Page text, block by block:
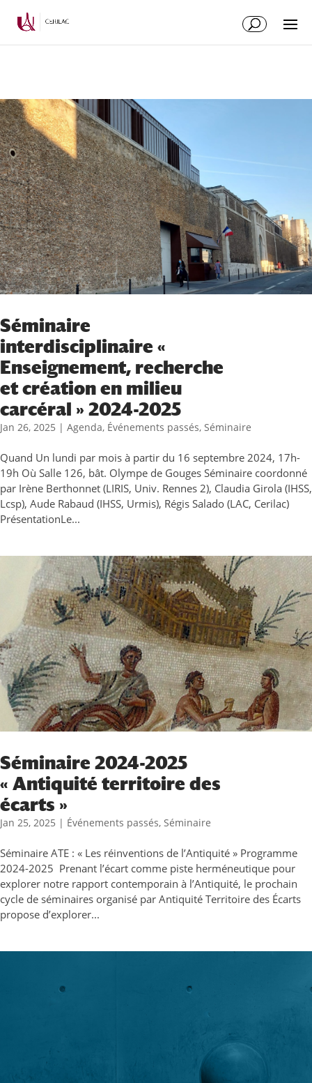
Séminaire
interdisciplinaire «
Enseignement, recherche
et création en milieu
carcéral » 2024-2025
Jan 26, 2025 | Agenda, Événements passés, Séminaire
Quand Un lundi par mois à partir du 16 septembre 2024, 17h-
19h Où Salle 126, bât. Olympe de Gouges Séminaire coordonné
par Irène Berthonnet (LIRIS, Univ. Rennes 2), Claudia Girola (IHSS,
Lcsp), Aude Rabaud (IHSS, Urmis), Régis Salado (LAC, Cerilac)
PrésentationLe...
Séminaire 2024-2025
« Antiquité territoire des
écarts »
Jan 25, 2025 | Événements passés, Séminaire
Séminaire ATE : « Les réinventions de l’Antiquité » Programme
2024-2025 Prenant l’écart comme piste herméneutique pour
explorer notre rapport contemporain à l’Antiquité, le prochain
cycle de séminaires organisé par Antiquité Territoire des Écarts
propose d’explorer...